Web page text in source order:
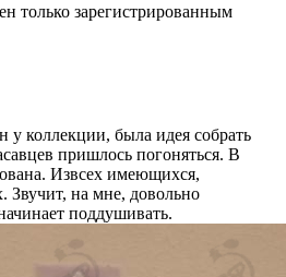
только зарегистрированным
коллекции, была идея собрать
пришлось погоняться. В
Извсех имеющихся,
Звучит, на мне, довольно
поддушивать.